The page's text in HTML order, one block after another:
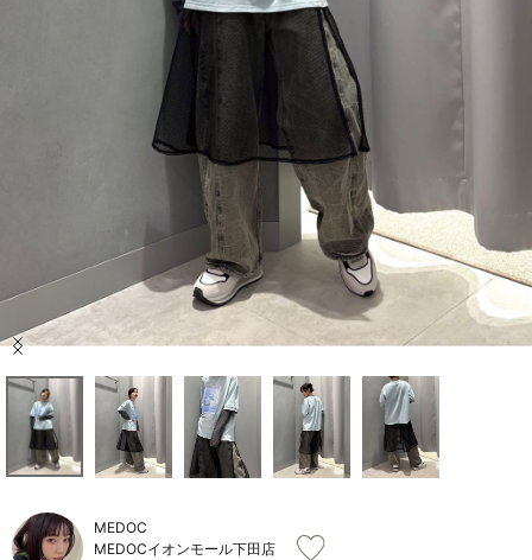
ブランド一覧
店舗検索
ご利用ガイド/ヘルプ
Item
MEDOC
MEDOCイオンモール下田店